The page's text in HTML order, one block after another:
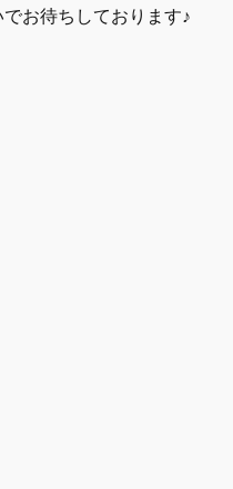
お待ちしております♪